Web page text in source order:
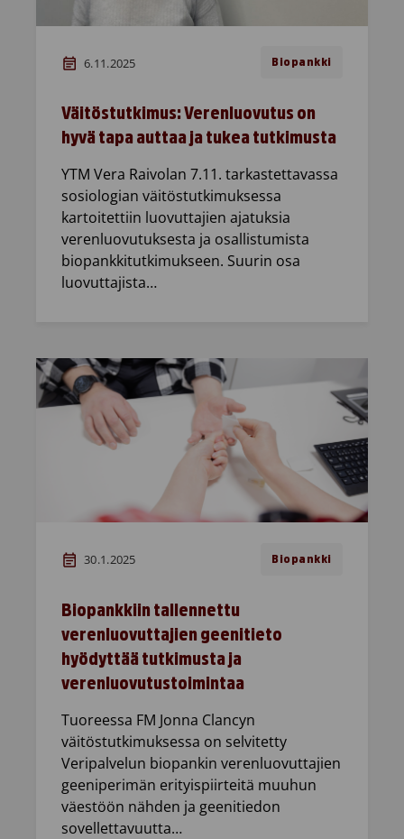
6.11.2025 Biopankki
Väitöstutkimus: Verenluovutus on
hyvä tapa auttaa ja tukea tutkimusta
YTM Vera Raivolan 7.11. tarkastettavassa
sosiologian väitöstutkimuksessa
kartoitettiin luovuttajien ajatuksia
verenluovutuksesta ja osallistumista
biopankkitutkimukseen. Suurin osa
luovuttajista…
30.1.2025 Biopankki
Biopankkiin tallennettu
verenluovuttajien geenitieto
hyödyttää tutkimusta ja
verenluovutustoimintaa
Tuoreessa FM Jonna Clancyn
väitöstutkimuksessa on selvitetty
Veripalvelun biopankin verenluovuttajien
geeniperimän erityispiirteitä muuhun
väestöön nähden ja geenitiedon
sovellettavuutta…